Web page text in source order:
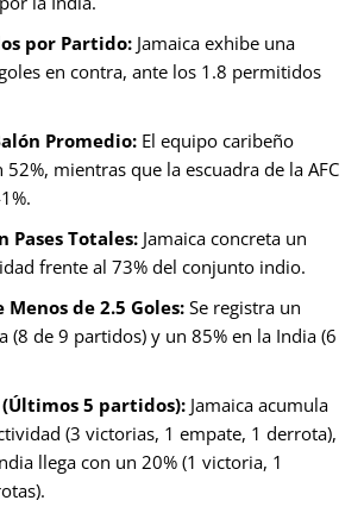
por Partido: Jamaica exhibe una
en contra, ante los 1.8 permitidos
Promedio: El equipo caribeño
mientras que la escuadra de la AFC
Pases Totales: Jamaica concreta un
frente al 73% del conjunto indio.
de 2.5 Goles: Se registra un
(8 de 9 partidos) y un 85% en la India (6
5 partidos): Jamaica acumula
(3 victorias, 1 empate, 1 derrota),
llega con un 20% (1 victoria, 1